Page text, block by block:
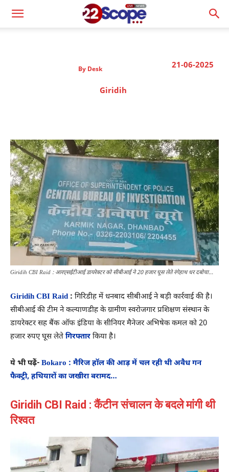
21-06-2025
By Desk
Giridih
Giridih CBI Raid : आरएसईटीआई डायरेक्टर को सीबीआई ने 20 हजार घूस लेते रंगेहाथ धर दबोचा...
Giridih CBI Raid : गिरिडीह में धनबाद सीबीआई ने बड़ी कार्रवाई की है।
सीबीआई की टीम ने कल्याणडीह के ग्रामीण स्वरोजगार प्रशिक्षण संस्थान के
डायरेक्टर सह बैंक ऑफ इंडिया के सीनियर मैनेजर अभिषेक कमल को 20
हजार रुपए घूस लेते गिरफ्तार किया है।
ये भी पढे़ें- Bokaro : मैरिज हॉल की आड़ में चल रही थी अवैध गन
फैक्ट्री, हथियारों का जखीरा बरामद…
Giridih CBI Raid : कैंटीन संचालन के बदले मांगी थी
रिश्वत